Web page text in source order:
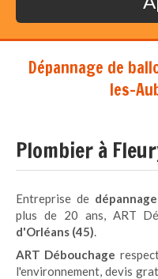
Dépannage de
les-
Plombier à
Entreprise de
plus de 20 ans, ART
d'Orléans (45).
ART Débouchage
l'environnement, devis